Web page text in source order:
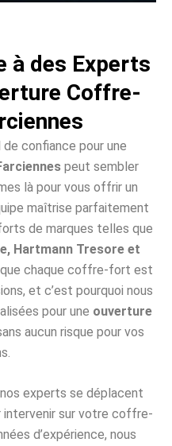
à des Experts
Coffre-
confiance pour une
peut sembler
là pour vous offrir un
maîtrise parfaitement
de marques telles que
Hartmann Tresore et
que chaque coffre-fort est
et c’est pourquoi nous
pour une ouverture
aucun risque pour vos
experts se déplacent
intervenir sur votre coffre-
d’expérience, nous